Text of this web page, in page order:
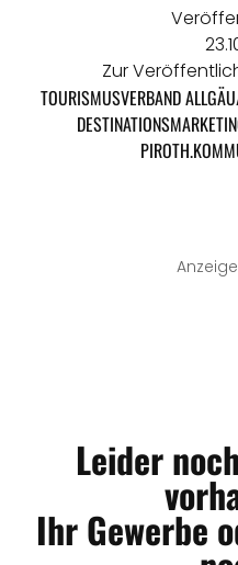
Zur
TOURISMUSVERBAND
Leider
Ihr Gewerbe